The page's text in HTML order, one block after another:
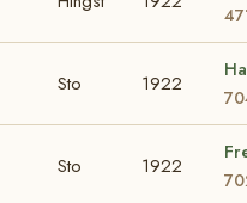
Sto 1922
Sto 1922